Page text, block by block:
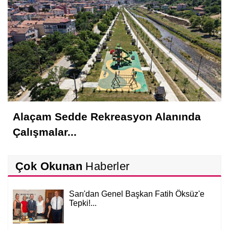
Alaçam Sedde Rekreasyon Alanında
Çalışmalar...
Çok Okunan Haberler
Sarı'dan Genel Başkan Fatih Öksüz'e
Tepki!...